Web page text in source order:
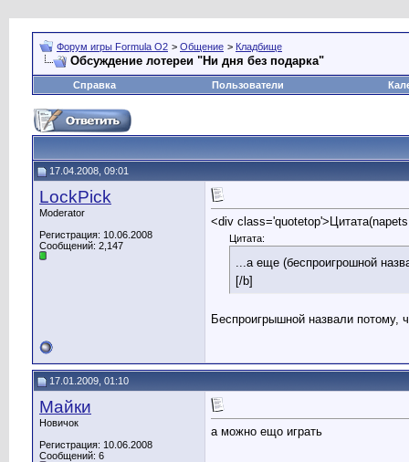
Форум игры Formula O2 > Общение > Кладбище
Обсуждение лотереи "Ни дня без подарка"
Справка Пользователи
17.04.2008, 09:01
LockPick
Moderator
Регистрация: 10.06.2008
Сообщений: 2,147
<div
Цитата:
...а еще (беспроигрошной
[/b]
Беспроигрышной назвали потому,
17.01.2009, 01:10
Майки
Новичок
Регистрация: 10.06.2008
Сообщений: 6
а можно ещо играть